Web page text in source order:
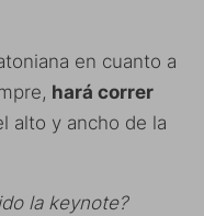
en cuanto a
hará correr
alto y ancho de la
la keynote?